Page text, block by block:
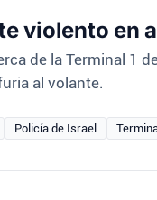
violento en
de la Terminal 1
al volante.
Policía de Israel